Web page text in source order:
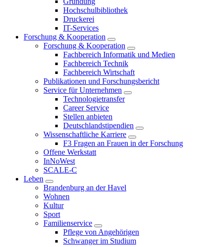
Hochschulbibliothek
Druckerei
IT-Services
Forschung & Kooperation
Forschung & Kooperation
Fachbereich Informatik und Medien
Fachbereich Technik
Fachbereich Wirtschaft
Publikationen und Forschungsbericht
Service für Unternehmen
Technologietransfer
Career Service
Stellen anbieten
Deutschlandstipendien
Wissenschaftliche Karriere
F3 Fragen an Frauen in der Forschung
Offene Werkstatt
InNoWest
SCALE-C
Leben
Brandenburg an der Havel
Wohnen
Kultur
Sport
Familienservice
Pflege von Angehörigen
Schwanger im Studium